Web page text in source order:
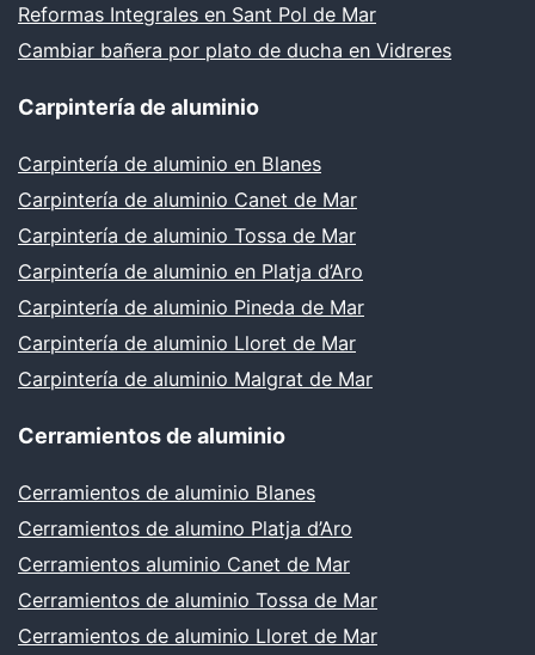
Reformas Integrales en Sant Pol de Mar
Cambiar bañera por plato de ducha en Vidreres
Carpintería de aluminio
Carpintería de aluminio en Blanes
Carpintería de aluminio Canet de Mar
Carpintería de aluminio Tossa de Mar
Carpintería de aluminio en Platja d’Aro
Carpintería de aluminio Pineda de Mar
Carpintería de aluminio Lloret de Mar
Carpintería de aluminio Malgrat de Mar
Cerramientos de aluminio
Cerramientos de aluminio Blanes
Cerramientos de alumino Platja d’Aro
Cerramientos aluminio Canet de Mar
Cerramientos de aluminio Tossa de Mar
Cerramientos de aluminio Lloret de Mar